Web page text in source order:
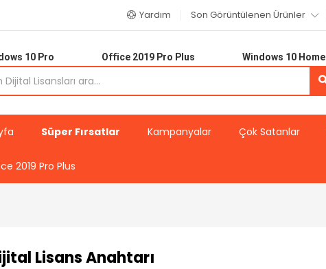
Yardım Son Görüntülenen Ürünler
10 Pro Office 2019 Pro Plus Windows 10 Home
Süper Fırsatlar Kampanyalar Çok Satanlar
2019 Pro Plus
Lisans Anahtarı